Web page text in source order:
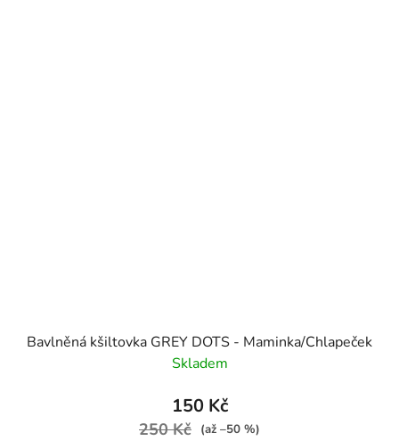
Bavlněná kšiltovka GREY DOTS - Maminka/Chlapeček
Skladem
150 Kč
250 Kč (až –50 %)